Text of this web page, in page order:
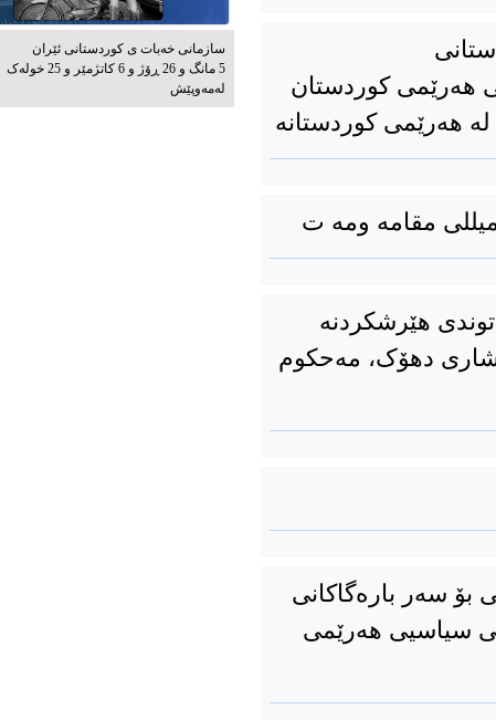
هەرێمی کوردستان
لە هەرێمی کوردستانە
مقامه ومه ت
هێرشکردنە
شاری دهۆک، مەحکوم
بۆ سه‌ر باره‌گاکانی
سیاسیی هەرێمی
سازمانی خەبات ی كوردستانی ئێران
5 مانگ و 26 ڕۆژ و 6 کاتژمێر و 25 خوله‌ک
له‌مه‌وپێش‌